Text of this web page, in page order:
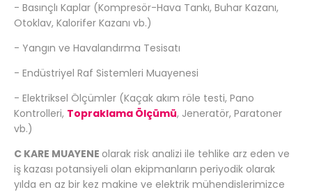
- Basınçlı Kaplar (Kompresör-Hava Tankı, Buhar Kazanı,
Otoklav, Kalorifer Kazanı vb.)
- Yangın ve Havalandırma Tesisatı
- Endüstriyel Raf Sistemleri Muayenesi
- Elektriksel Ölçümler (Kaçak akım röle testi, Pano
Kontrolleri, Topraklama Ölçümü, Jeneratör, Paratoner
vb.)
C KARE MUAYENE olarak risk analizi ile tehlike arz eden ve
iş kazası potansiyeli olan ekipmanların periyodik olarak
yılda en az bir kez makine ve elektrik mühendislerimizce